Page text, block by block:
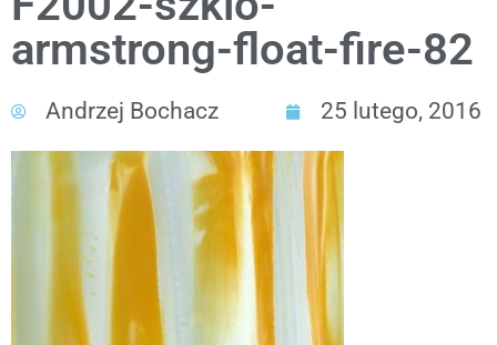
armstrong-float-fire-82
Andrzej Bochacz 25 lutego, 2016